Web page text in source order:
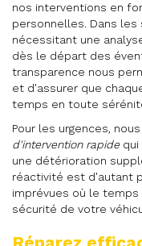
nos interventions en
personnelles. Dans
nécessitant une
dès le départ des
transparence nous
et d'assurer que
temps en toute
Pour les urgences,
d'intervention rapidequi
une détérioration
réactivité est d'autant
imprévues où le
sécurité de votre